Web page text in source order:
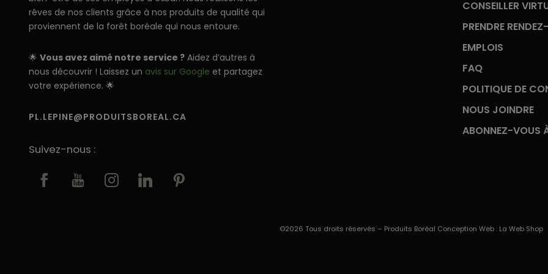
rêves de nos clients grâce à nos produits de qualité qui
proviennent de la forêt boréale qui nous entoure.
🌟Vous avez aimé notre service ? Aidez d’autres à
nous découvrir ! Laissez un avis sur Google et partagez
votre expérience. 🌟
PL.LEPINE@PRODUITSBOREAL.CA
Suivez-nous :
CONSEILLER
PRENDRE
EMPLOIS
FAQ
POLITIQUE DE
NOUS JOINDRE
ABONNEZ-VOUS
©2026 Tous droits réservés – Produits Boréal Conception Web : La Web Shop